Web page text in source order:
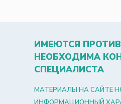
ИМЕЮТСЯ
НЕОБХОДИМА
СПЕЦИАЛИСТА
МАТЕРИАЛЫ НА САЙТЕ